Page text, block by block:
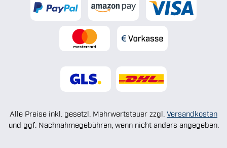
Alle Preise inkl. gesetzl. Mehrwertsteuer zzgl. Versandkosten
und ggf. Nachnahmegebühren, wenn nicht anders angegeben.